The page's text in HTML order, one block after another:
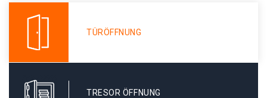
TÜRÖFFNUNG
TRESOR ÖFFNUNG